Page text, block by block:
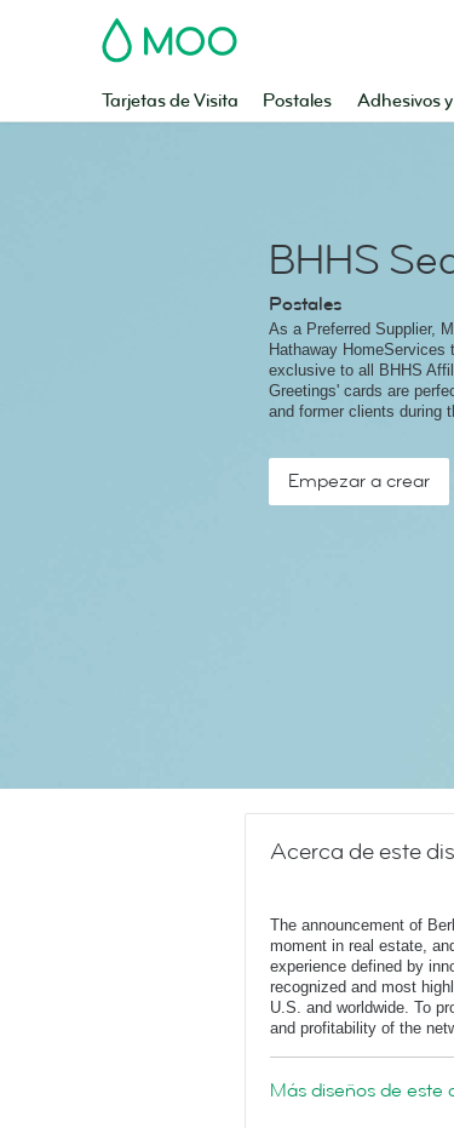
MOO
Tarjetas de Visita Postales Adhesivos
BHHS
Postales
As a Preferred Supplier,
Hathaway HomeServices
exclusive to all BHHS
Greetings' cards are
and former clients during
Empezar a crear
Acerca de este
The announcement of
moment in real estate,
experience defined by
recognized and most
U.S. and worldwide. To
and profitability of the
Más diseños de este